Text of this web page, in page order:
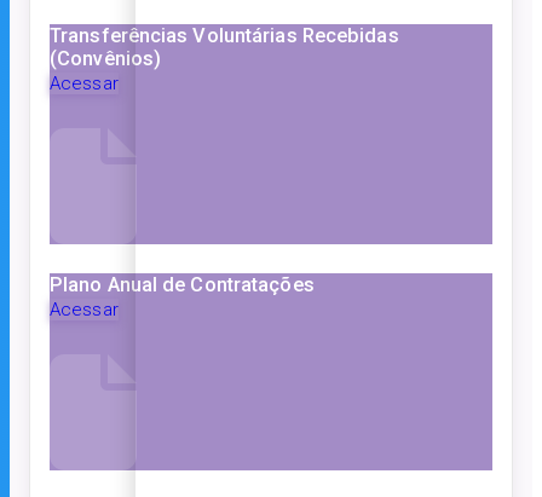
Transferências Voluntárias Recebidas
(Convênios)
Acessar
Plano Anual de Contratações
Acessar